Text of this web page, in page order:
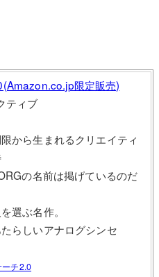
限定販売)
ティブ
から生まれるクリエイティ
の名前は掲げているのだ
選ぶ名作。
らしいアナログシンセ
チ2.0